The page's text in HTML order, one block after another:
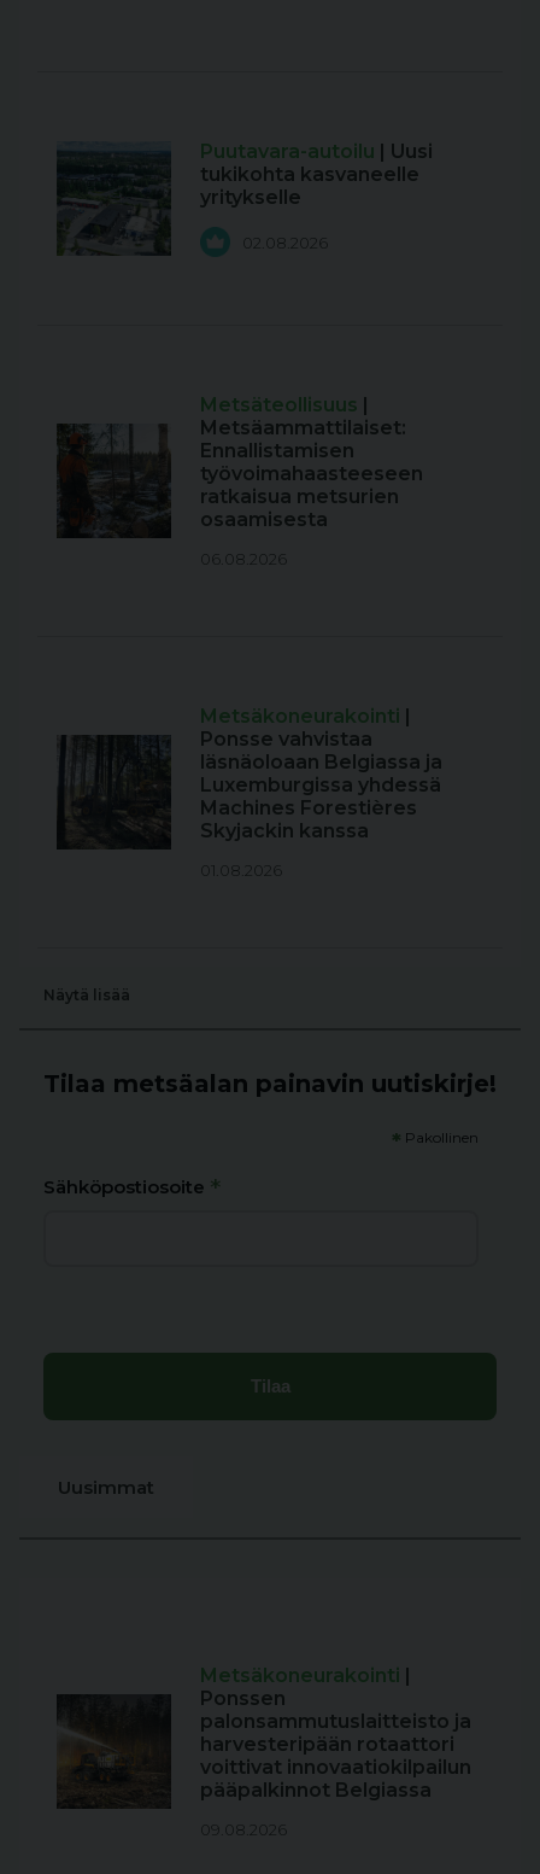
Puutavara-autoilu | Uusi
tukikohta kasvaneelle
yritykselle
02.08.2026
Metsäteollisuus |
Metsäammattilaiset:
Ennallistamisen
työvoimahaasteeseen
ratkaisua metsurien
osaamisesta
06.08.2026
Metsäkoneurakointi |
Ponsse vahvistaa
läsnäoloaan Belgiassa ja
Luxemburgissa yhdessä
Machines Forestières
Skyjackin kanssa
01.08.2026
Näytä lisää
Tilaa metsäalan painavin uutiskirje!
* Pakollinen
Sähköpostiosoite *
Uusimmat
Metsäkoneurakointi
Ponssen
palonsammutuslaitteisto ja
harvesteripään rotaattori
voittivat innovaatiokilpailun
pääpalkinnot Belgiassa
09.08.2026